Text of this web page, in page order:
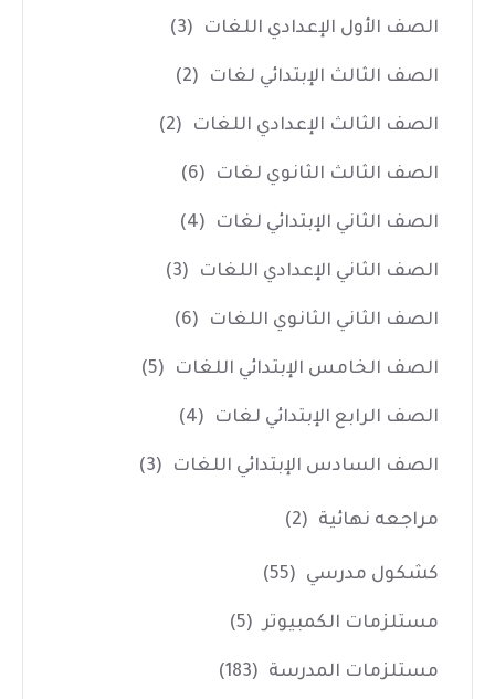
الصف الأول الإعدادي اللغات (3)
الصف الثالث الإبتدائي لغات (2)
الصف الثالث الإعدادي اللغات (2)
الصف الثالث الثانوي لغات (6)
الصف الثاني الإبتدائي لغات (4)
الصف الثاني الإعدادي اللغات (3)
الصف الثاني الثانوي اللغات (6)
الصف الخامس الإبتدائي اللغات (5)
الصف الرابع الإبتدائي لغات (4)
الصف السادس الإبتدائي اللغات (3)
مراجعه نهائية (2)
كشكول مدرسي (55)
مستلزمات الكمبيوتر (5)
مستلزمات المدرسة (183)